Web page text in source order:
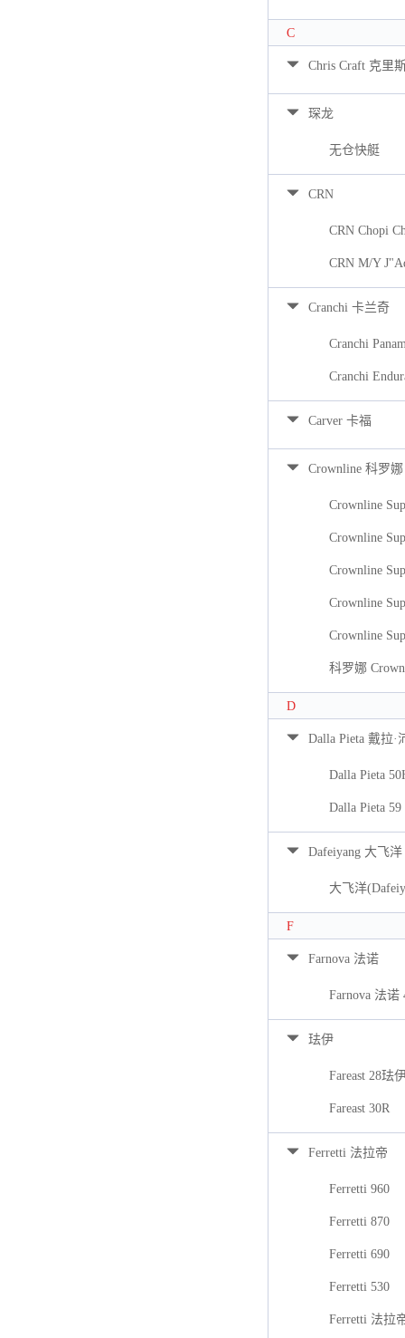
C
Chris Craft 克里
琛龙
无仓快艇
CRN
CRN Chopi
CRN M/Y
Cranchi 卡兰奇
Cranchi
Cranchi
Carver 卡福
Crownline 科罗娜
Crownline
Crownline
Crownline
Crownline
Crownline
科罗娜
D
Dalla Pieta 戴拉·
Dalla Pieta
Dalla Pieta 59
Dafeiyang 大飞洋
大飞洋
F
Farnova 法诺
Farnova 法诺
珐伊
Fareast 28珐
Fareast 30R
Ferretti 法拉帝
Ferretti 960
Ferretti 870
Ferretti 690
Ferretti 530
Ferretti 法拉